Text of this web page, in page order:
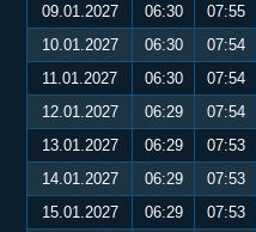
09.01.2027
06:30 07:55
10.01.2027
06:30 07:54
11.01.2027
06:30 07:54
12.01.2027
06:29 07:54
13.01.2027
06:29 07:53
14.01.2027
06:29 07:53
15.01.2027
06:29 07:53